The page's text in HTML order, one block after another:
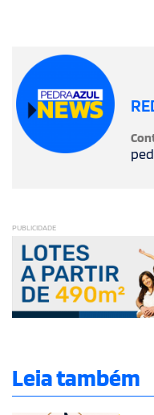
PUBLICIDADE
Leia também